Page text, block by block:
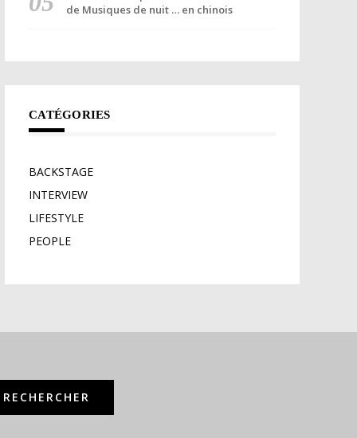
de Musiques de nuit … en chinois
CATÉGORIES
BACKSTAGE
INTERVIEW
LIFESTYLE
PEOPLE